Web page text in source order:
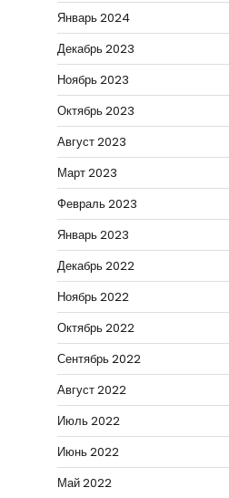
Январь 2024
Декабрь 2023
Ноябрь 2023
Октябрь 2023
Август 2023
Март 2023
Февраль 2023
Январь 2023
Декабрь 2022
Ноябрь 2022
Октябрь 2022
Сентябрь 2022
Август 2022
Июль 2022
Июнь 2022
Май 2022